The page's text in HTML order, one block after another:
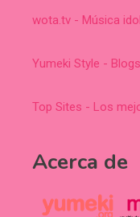
wota.tv - Música
Yumeki Style -
Top Sites - Los
Acerca de